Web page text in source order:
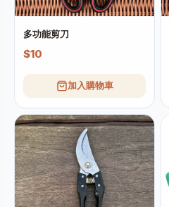
多功能剪刀
$10
加入購物車